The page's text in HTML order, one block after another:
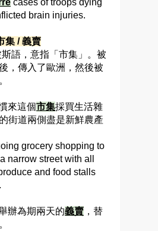
brain injuries.
集 / 義賣
語，意指「市集」。被
，傳入了歐洲，然後被
來這個市集採買生活雜
街道兩側盡是新鮮農產
grocery shopping to
narrow street with all
and food stalls
辦為期兩天的義賣 ，替